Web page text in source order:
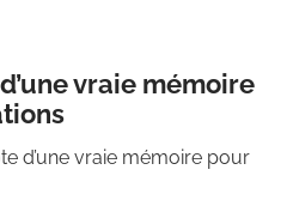
vraie mémoire
d’une vraie mémoire pour